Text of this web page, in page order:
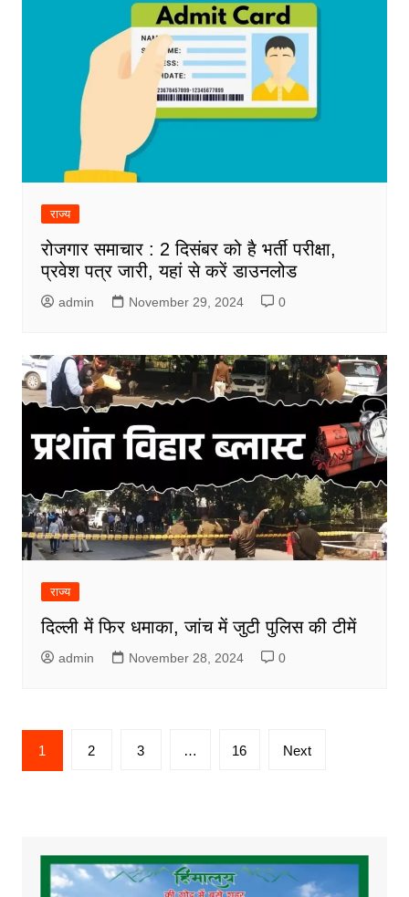
राज्य
रोजगार समाचार : 2 दिसंबर को है भर्ती परीक्षा,
प्रवेश पत्र जारी, यहां से करें डाउनलोड
admin November 29, 2024 0
राज्य
दिल्ली में फिर धमाका, जांच में जुटी पुलिस की टीमें
admin November 28, 2024 0
Posts
pagination
1 2 3 … 16 Next